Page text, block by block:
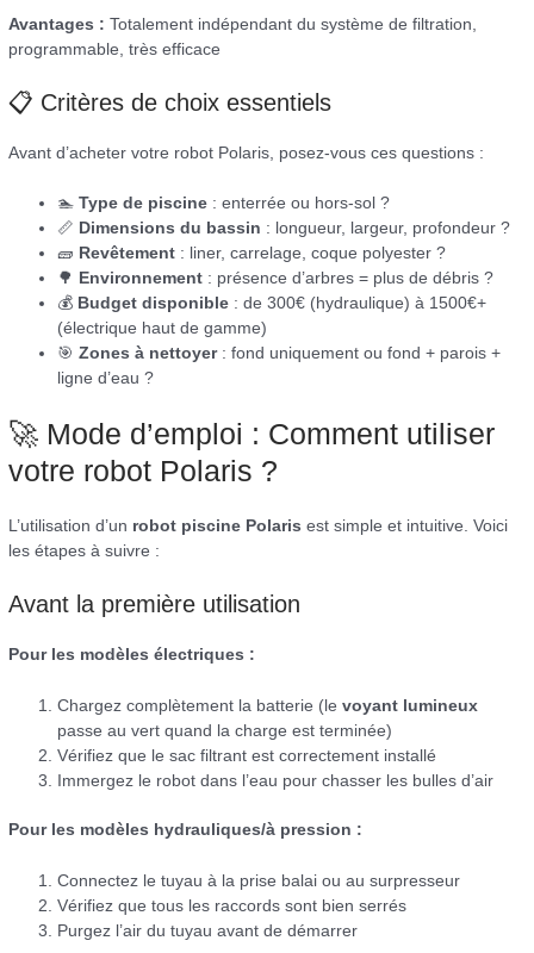
Avantages : Totalement indépendant du système de filtration,
programmable, très efficace
📋 Critères de choix essentiels
Avant d’acheter votre robot Polaris, posez-vous ces questions :
🏊Type de piscine : enterrée ou hors-sol ?
📏 Dimensions du bassin : longueur, largeur, profondeur ?
🧱 Revêtement : liner, carrelage, coque polyester ?
🌳
Environnement : présence d’arbres = plus de débris ?
💰 Budget disponible : de 300€ (hydraulique) à 1500€+
(électrique haut de gamme)
🎯Zones à nettoyer: fond uniquement ou fond + parois +
ligne d’eau ?
🚀 Mode d’emploi : Comment utiliser
votre robot Polaris ?
L’utilisation d’un robot piscine Polaris est simple et intuitive. Voici
les étapes à suivre :
Avant la première utilisation
Pour les modèles électriques :
Chargez complètement la batterie (levoyant lumineux
passe au vert quand la charge est terminée)
Vérifiez que le sac filtrant est correctement installé
Immergez le robot dans l’eau pour chasser les bulles d’air
Pour les modèles hydrauliques/à pression :
Connectez le tuyau à la prise balai ou au surpresseur
Vérifiez que tous les raccords sont bien serrés
Purgez l’air du tuyau avant de démarrer